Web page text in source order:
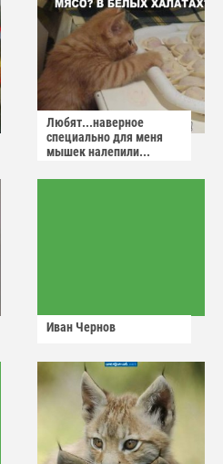
Любят...наверное
специально для меня
мышек налепили...
Иван Чернов